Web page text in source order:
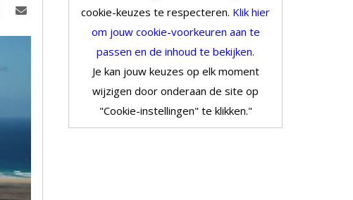
cookie-keuzes te respecteren. Klik hier
om jouw cookie-voorkeuren aan te
passen en de inhoud te bekijken.
Je kan jouw keuzes op elk moment
wijzigen door onderaan de site op
"Cookie-instellingen" te klikken."